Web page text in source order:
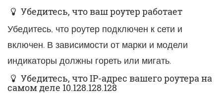
Убедитесь, что ваш роутер работает
Убедитесь, что роутер подключен к сети и
включен. В зависимости от марки и модели
индикаторы должны гореть или мигать.
Убедитесь, что IP-адрес вашего роутера на
самом деле 10.128.128.128